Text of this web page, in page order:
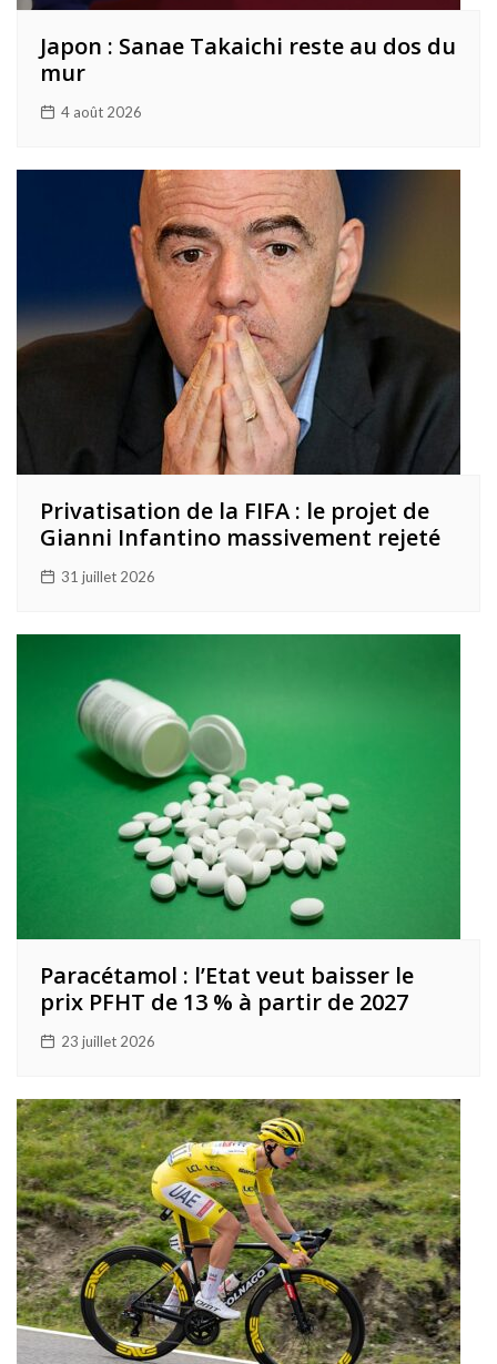
Japon : Sanae Takaichi reste au dos du
mur
4 août 2026
Privatisation de la FIFA : le projet de
Gianni Infantino massivement rejeté
31 juillet 2026
Paracétamol : l’Etat veut baisser le
prix PFHT de 13 % à partir de 2027
23 juillet 2026